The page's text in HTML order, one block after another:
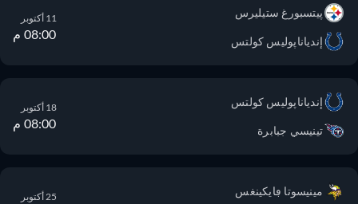
پيتسبورغ ستيليرس
إندياناپوليس كولتس 08:00 م
إندياناپوليس كولتس
تينيسي جبابرة 08:00 م
مينيسوتا ڢايكينغس